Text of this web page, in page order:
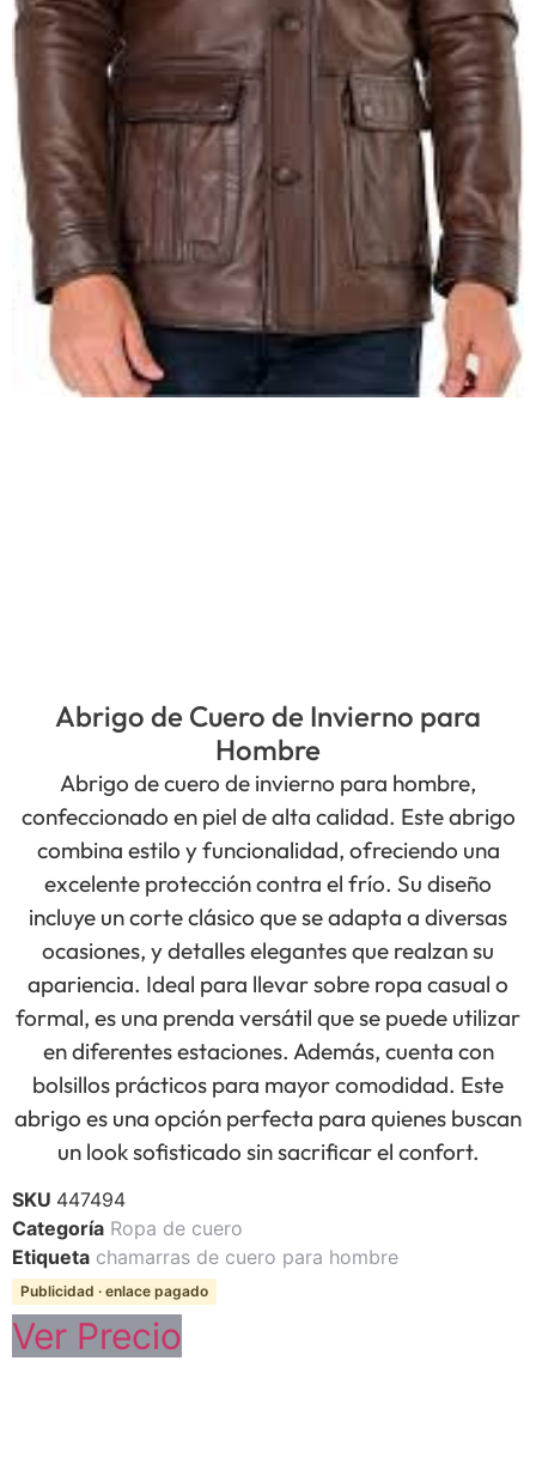
Abrigo de Cuero de Invierno para
Hombre
Abrigo de cuero de invierno para hombre,
confeccionado en piel de alta calidad. Este abrigo
combina estilo y funcionalidad, ofreciendo una
excelente protección contra el frío. Su diseño
incluye un corte clásico que se adapta a diversas
ocasiones, y detalles elegantes que realzan su
apariencia. Ideal para llevar sobre ropa casual o
formal, es una prenda versátil que se puede utilizar
en diferentes estaciones. Además, cuenta con
bolsillos prácticos para mayor comodidad. Este
abrigo es una opción perfecta para quienes buscan
un look sofisticado sin sacrificar el confort.
SKU 447494
Categoría Ropa de cuero
Etiqueta chamarras de cuero para hombre
Publicidad · enlace pagado
Ver Precio